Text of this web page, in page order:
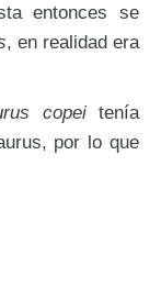
entonces se
, en realidad era
copeitenía
por lo que